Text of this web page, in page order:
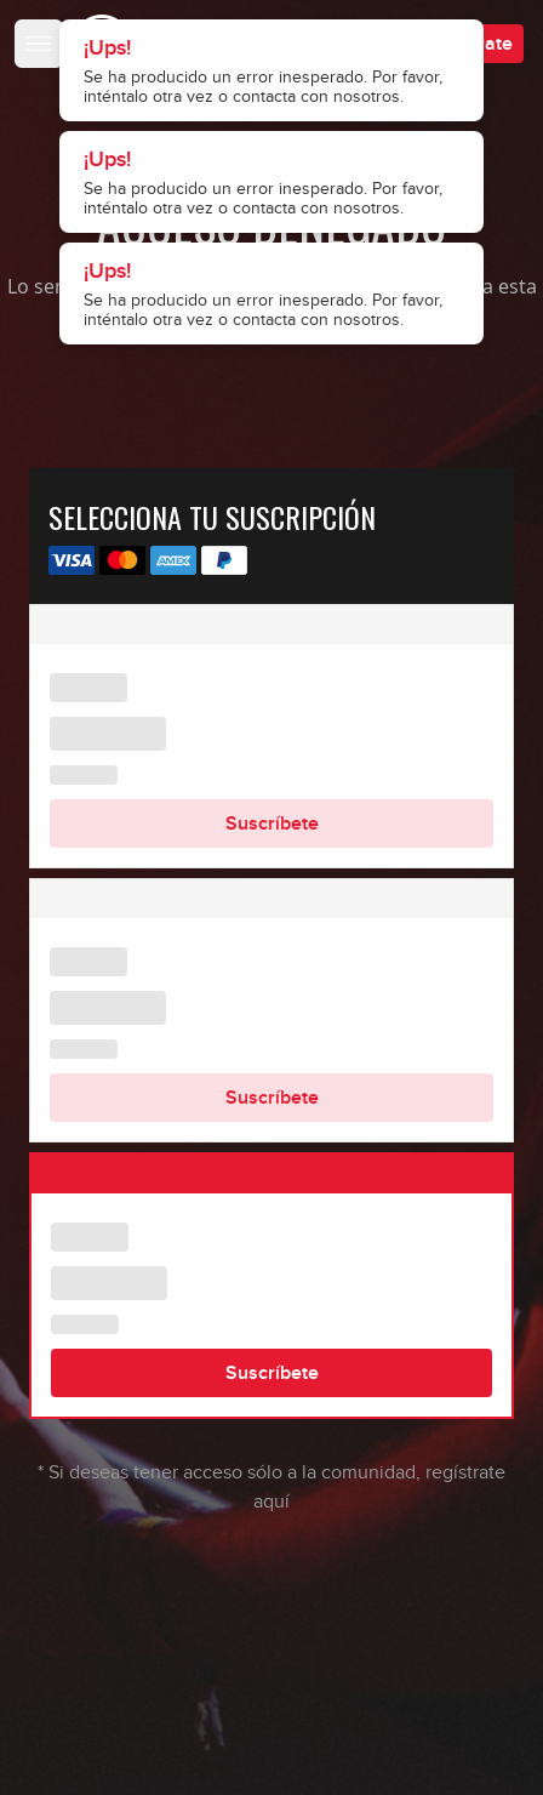
¡Ups!
Se ha producido un error inesperado. Por favor,
inténtalo otra vez o contacta con nosotros.
¡Ups!
Se ha producido un error inesperado. Por favor,
inténtalo otra vez o contacta con nosotros.
¡Ups!
Se ha producido un error inesperado. Por favor,
inténtalo otra vez o contacta con nosotros.
Regístrate
ACCESO DENEGADO
Lo sentimos, pero no tienes permisos para acceder a esta
página.
SELECCIONA TU SUSCRIPCIÓN
Suscríbete
Suscríbete
Suscríbete
* Si deseas tener acceso sólo a la comunidad, regístrate
aquí
Escuela de Bajistas